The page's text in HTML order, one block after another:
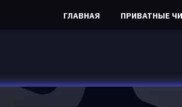
ГЛАВНАЯ ПРИВАТНЫЕ